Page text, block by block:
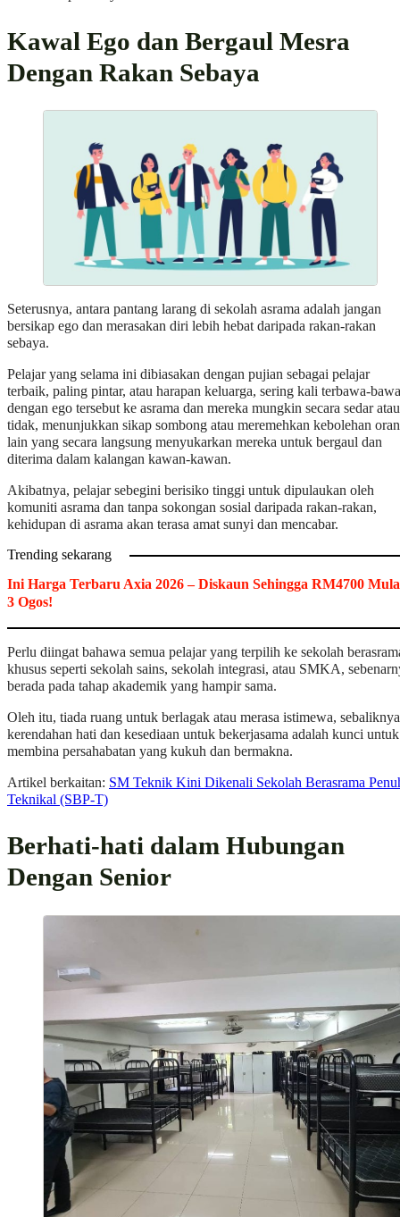
Kawal Ego dan Bergaul Mesra
Dengan Rakan Sebaya
Seterusnya, antara pantang larang di sekolah asrama adalah jangan
bersikap ego dan merasakan diri lebih hebat daripada rakan-rakan
sebaya.
Pelajar yang selama ini dibiasakan dengan pujian sebagai pelajar
terbaik, paling pintar, atau harapan keluarga, sering kali terbawa-bawa
dengan ego tersebut ke asrama dan mereka mungkin secara sedar atau
tidak, menunjukkan sikap sombong atau meremehkan kebolehan
lain yang secara langsung menyukarkan mereka untuk bergaul dan
diterima dalam kalangan kawan-kawan.
Akibatnya, pelajar sebegini berisiko tinggi untuk dipulaukan oleh
komuniti asrama dan tanpa sokongan sosial daripada rakan-rakan,
kehidupan di asrama akan terasa amat sunyi dan mencabar.
Trending sekarang
Ini Harga Terbaru Axia 2026 – Diskaun Sehingga RM4700
3 Ogos!
Perlu diingat bahawa semua pelajar yang terpilih ke sekolah
khusus seperti sekolah sains, sekolah integrasi, atau SMKA,
berada pada tahap akademik yang hampir sama.
Oleh itu, tiada ruang untuk berlagak atau merasa istimewa, sebaliknya
kerendahan hati dan kesediaan untuk bekerjasama adalah kunci untuk
membina persahabatan yang kukuh dan bermakna.
Artikel berkaitan: SM Teknik Kini Dikenali Sekolah Berasrama
Teknikal (SBP-T)
Berhati-hati dalam Hubungan
Dengan Senior